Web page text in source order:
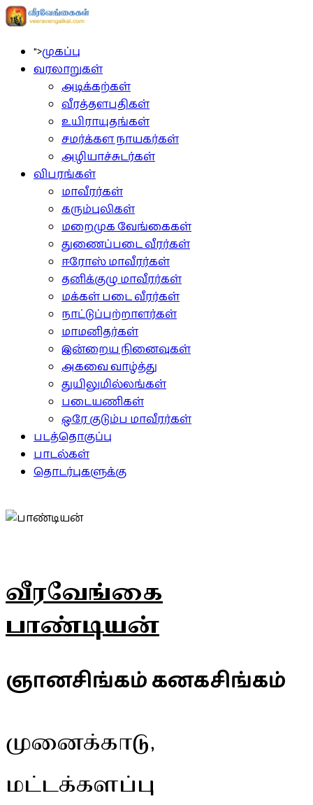
">முகப்பு
வரலாறுகள்
அடிக்கற்கள்
வீரத்தளபதிகள்
உயிராயுதங்கள்
சமர்க்கள நாயகர்கள்
அழியாச்சுடர்கள்
விபரங்கள்
மாவீரர்கள்
கரும்புலிகள்
மறைமுக வேங்கைகள்
துணைப்படை வீரர்கள்
ஈரோஸ் மாவீரர்கள்
தனிக்குழு மாவீரர்கள்
மக்கள் படை வீரர்கள்
நாட்டுப்பற்றாளர்கள்
மாமனிதர்கள்
இன்றைய நினைவுகள்
அகவை வாழ்த்து
துயிலுமில்லங்கள்
படையணிகள்
ஒரே குடும்ப மாவீரர்கள்
படத்தொகுப்பு
பாடல்கள்
தொடர்புகளுக்கு
வீரவேங்கை
பாண்டியன்
ஞானசிங்கம் கனகசிங்கம்
முனைக்காடு,
மட்டக்களப்பு